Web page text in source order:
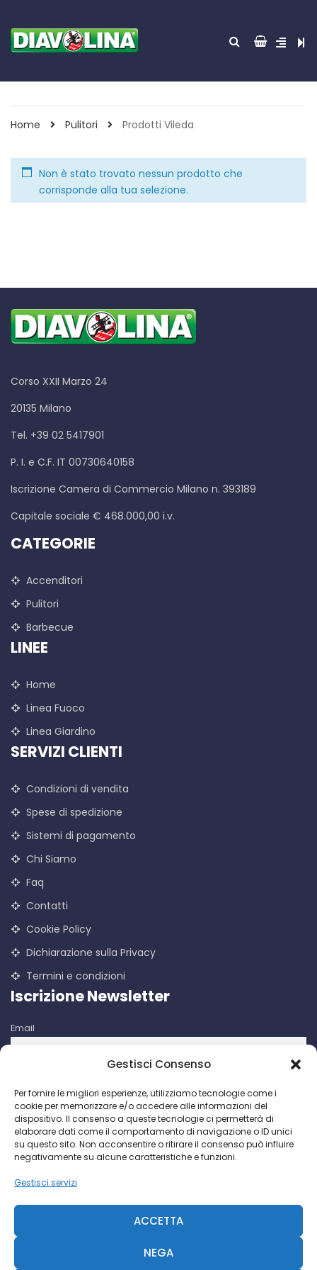
Gestisci Consenso
Per fornire le migliori esperienze, utilizziamo tecnologie come i
cookie per memorizzare e/o accedere alle informazioni del
dispositivo. Il consenso a queste tecnologie ci permetterà di
elaborare dati come il comportamento di navigazione o ID unici
su questo sito. Non acconsentire o ritirare il consenso può influire
negativamente su alcune caratteristiche e funzioni.
Gestisci servizi
ACCETTA
NEGA
Home Pulitori Prodotti Vileda
Non è stato trovato nessun prodotto che
corrisponde alla tua selezione.
Corso XXII Marzo 24
20135 Milano
Tel. +39 02 5417901
P. I. e C.F. IT 00730640158
Iscrizione Camera di Commercio Milano n. 393189
Capitale sociale € 468.000,00 i.v.
CATEGORIE
Accenditori
Pulitori
Barbecue
LINEE
Home
Linea Fuoco
Linea Giardino
SERVIZI CLIENTI
Condizioni di vendita
Spese di spedizione
Sistemi di pagamento
Chi Siamo
Faq
Contatti
Cookie Policy
Dichiarazione sulla Privacy
Termini e condizioni
Iscrizione Newsletter
Email
raccolti verranno utilizzati per attività di comunicazioni
promozionali da parte di Facco Giuseppe & C. S.p.a.
R.S. Trib. MI N. 69935-2092-845 - Cap. Soc. € 468.000 -